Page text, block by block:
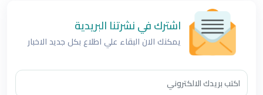
اشترك في نشرتنا البريدية
يمكنك الان البقاء علي اطلاع بكل جديد الاخبار